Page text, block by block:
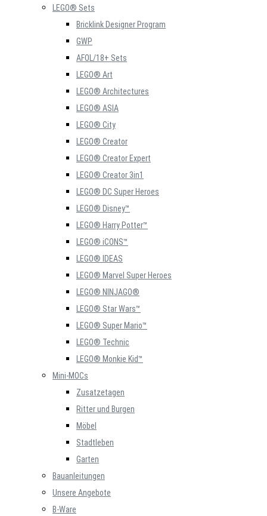
LEGO® Sets
Bricklink Designer Program
GWP
AFOL/18+ Sets
LEGO® Art
LEGO® Architectures
LEGO® ASIA
LEGO® City
LEGO® Creator
LEGO® Creator Expert
LEGO® Creator 3in1
LEGO® DC Super Heroes
LEGO® Disney™
LEGO® Harry Potter™
LEGO® iCONS™
LEGO® IDEAS
LEGO® Marvel Super Heroes
LEGO® NINJAGO®
LEGO® Star Wars™
LEGO® Super Mario™
LEGO® Technic
LEGO® Monkie Kid™
Mini-MOCs
Zusatzetagen
Ritter und Burgen
Möbel
Stadtleben
Garten
Bauanleitungen
Unsere Angebote
B-Ware